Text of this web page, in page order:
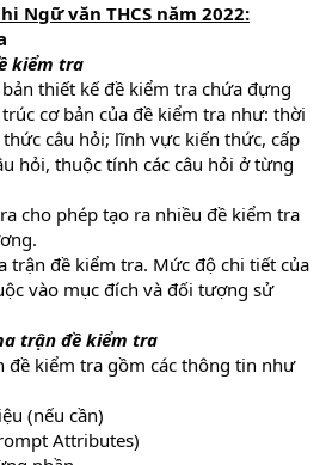
Ngữ văn THCS năm 2022:
kiểm tra
thiết kế đề kiểm tra chứa đựng
cơ bản của đề kiểm tra như: thời
câu hỏi; lĩnh vực kiến thức, cấp
hỏi, thuộc tính các câu hỏi ở từng
cho phép tạo ra nhiều đề kiểm tra
trận đề kiểm tra. Mức độ chi tiết của
vào mục đích và đối tượng sử
trận đề kiểm tra
đề kiểm tra gồm các thông tin như
(nếu cần)
Attributes)